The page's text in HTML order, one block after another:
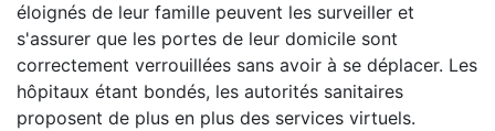
éloignés de leur famille peuvent les surveiller et
s'assurer que les portes de leur domicile sont
correctement verrouillées sans avoir à se déplacer. Les
hôpitaux étant bondés, les autorités sanitaires
proposent de plus en plus des services virtuels.